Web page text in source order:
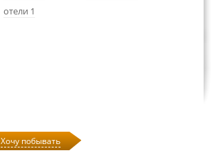
отели 1
Хочу побывать